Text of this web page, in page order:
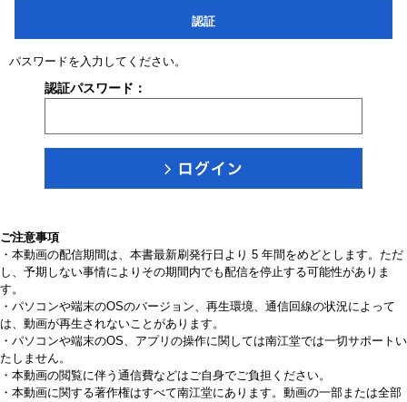
認証
パスワードを入力してください。
認証パスワード：
ご注意事項
・本動画の配信期間は、本書最新刷発行日より 5 年間をめどとします。ただ
し、予期しない事情によりその期間内でも配信を停止する可能性がありま
す。
・パソコンや端末のOSのバージョン、再生環境、通信回線の状況によって
は、動画が再生されないことがあります。
・パソコンや端末のOS、アプリの操作に関しては南江堂では一切サポートい
たしません。
・本動画の閲覧に伴う通信費などはご自身でご負担ください。
・本動画に関する著作権はすべて南江堂にあります。動画の一部または全部